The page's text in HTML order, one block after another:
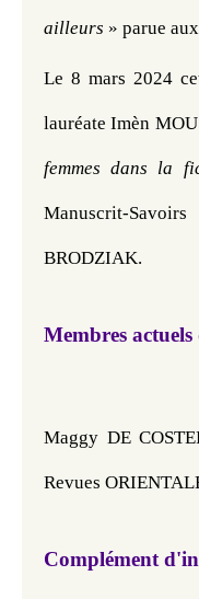
ailleurs » parue
Le 8 mars 2024
lauréate Imèn
femmes dans la
Manuscrit-
BRODZIAK.
Membres
Maggy DE
Revues
Complément